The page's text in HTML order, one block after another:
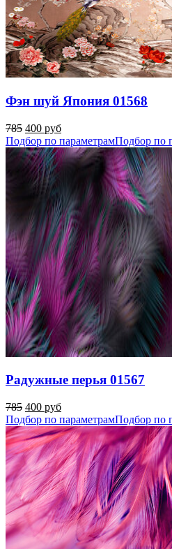
Фэн шуй Япония 01568
785 400 руб
Подбор по параметрамПодбор по
Радужные перья 01567
785 400 руб
Подбор по параметрамПодбор по